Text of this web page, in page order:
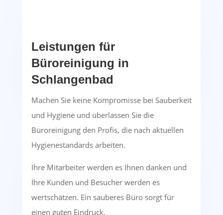
Leistungen für
Büroreinigung in
Schlangenbad
Machen Sie keine Kompromisse bei Sauberkeit
und Hygiene und überlassen Sie die
Büroreinigung den Profis, die nach aktuellen
Hygienestandards arbeiten.
Ihre Mitarbeiter werden es Ihnen danken und
Ihre Kunden und Besucher werden es
wertschätzen. Ein sauberes Büro sorgt für
einen guten Eindruck.